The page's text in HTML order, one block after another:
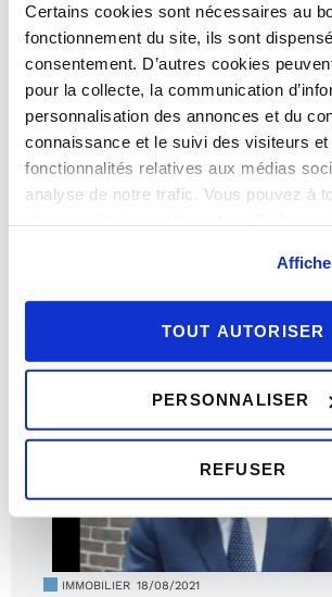
Certains cookies sont nécessaires au
fonctionnement du site, ils sont
consentement. D’autres cookies
pour la collecte, la communication
personnalisation des annonces et du
connaissance et le suivi des visiteurs et
fonctionnalités relatives aux médias
analyse de notre trafic. Vous pouvez à
TOUT AUTORISER
PERSONNALISER
REFUSER
Le logement idéal des français
IMMOBILIER 18/08/2021